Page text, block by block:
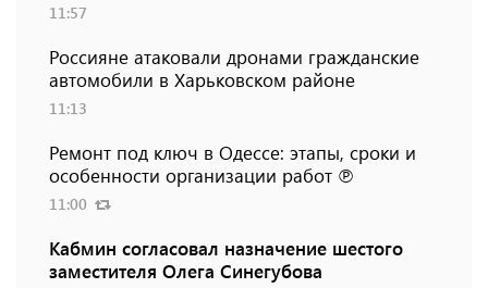
11:57
Россияне атаковали дронами гражданские
автомобили в Харьковском районе
11:13
Ремонт под ключ в Одессе: этапы, сроки и
особенности организации работ ℗
11:00
Кабмин согласовал назначение шестого
заместителя Олега Синегубова